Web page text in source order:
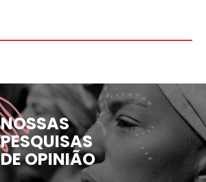
NOSSAS
PESQUISAS
DE OPINIÃO